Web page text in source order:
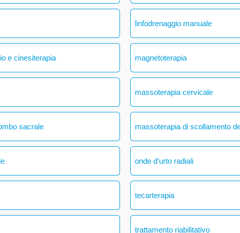
linfodrenaggio manuale
e cinesiterapia magnetoterapia
massoterapia cervicale
sacrale massoterapia di scollamento
onde d'urto radiali
tecarterapia
trattamento riabilitativo